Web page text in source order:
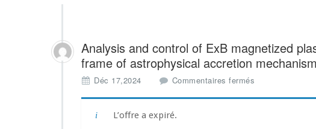
Analysis and control of ExB magnetized
frame of astrophysical accretion
Déc 17,2024 Commentaires fermés
L’offre a expiré.